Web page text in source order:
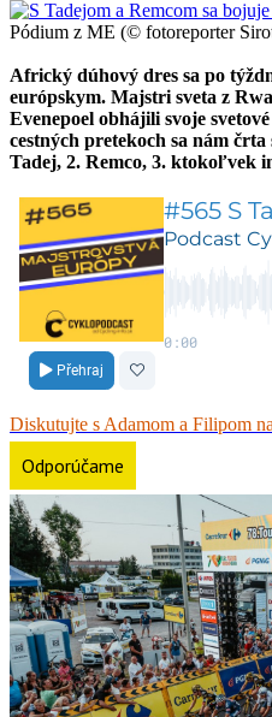
Pódium z ME (© fotoreporter
Africký dúhový dres sa po
európskym. Majstri sveta z
Evenepoel obhájili svoje
cestných pretekoch sa nám
Tadej, 2. Remco, 3. ktokoľvek
Diskutujte s Adamom a Filipom
Odporúčame